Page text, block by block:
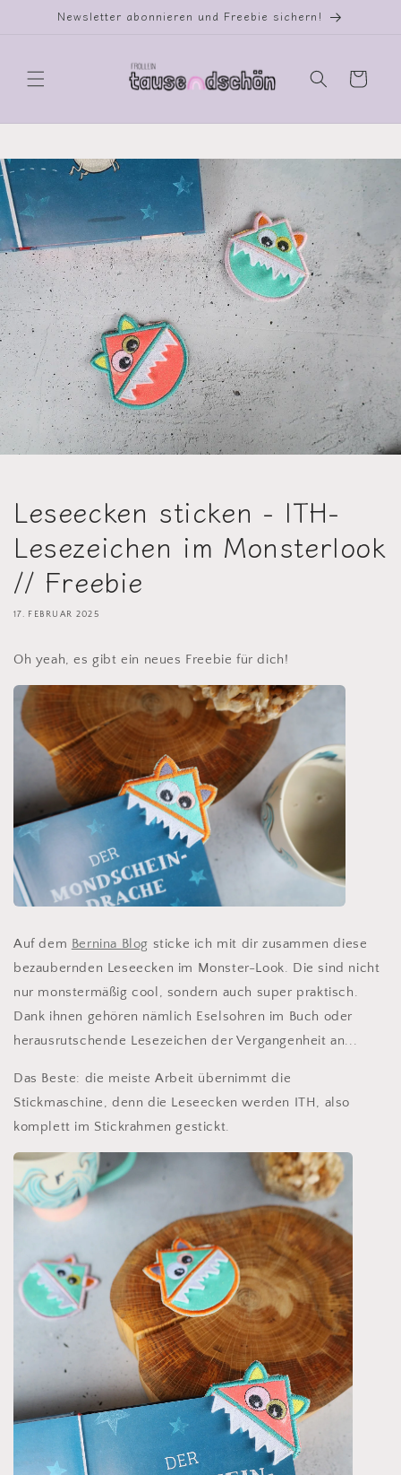
Newsletter abonnieren und Freebie sichern!
Warenkorb
Leseecken sticken - ITH-
Lesezeichen im Monsterlook
// Freebie
17. FEBRUAR 2025
Oh yeah, es gibt ein neues Freebie für dich!
Auf dem Bernina Blog sticke ich mit dir zusammen diese
bezaubernden Leseecken im Monster-Look. Die sind nicht
nur monstermäßig cool, sondern auch super praktisch.
Dank ihnen gehören nämlich Eselsohren im Buch oder
herausrutschende Lesezeichen der Vergangenheit an...
Das Beste: die meiste Arbeit übernimmt die
Stickmaschine, denn die Leseecken werden ITH, also
komplett im Stickrahmen gestickt.